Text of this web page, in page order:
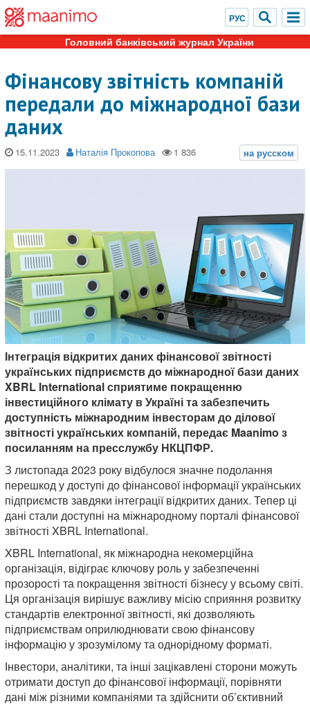
Головний банківський журнал України
Фінансову звітність компаній
передали до міжнародної бази
даних
15.11.2023 Наталія Прокопова
Інтеграція відкритих даних фінансової звітності
українських підприємств до міжнародної бази даних
XBRL International сприятиме покращенню
інвестиційного клімату в Україні та забезпечить
доступність міжнародним інвесторам до ділової
звітності українських компаній, передає Maanimo з
посиланням на пресслужбу НКЦПФР.
З листопада 2023 року відбулося значне подолання
перешкод у доступі до фінансової інформації українських
підприємств завдяки інтеграції відкритих даних. Тепер ці
дані стали доступні на міжнародному порталі фінансової
звітності XBRL International.
XBRL International, як міжнародна некомерційна
організація, відіграє ключову роль у забезпеченні
прозорості та покращення звітності бізнесу у всьому світі.
Ця організація вирішує важливу місію сприяння розвитку
стандартів електронної звітності, які дозволяють
підприємствам оприлюднювати свою фінансову
інформацію у зрозумілому та однорідному форматі.
Інвестори, аналітики, та інші зацікавлені сторони можуть
отримати доступ до фінансової інформації, порівняти
дані між різними компаніями та здійснити об’єктивний